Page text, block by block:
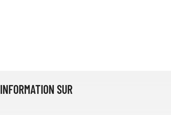
INFORMATION SUR